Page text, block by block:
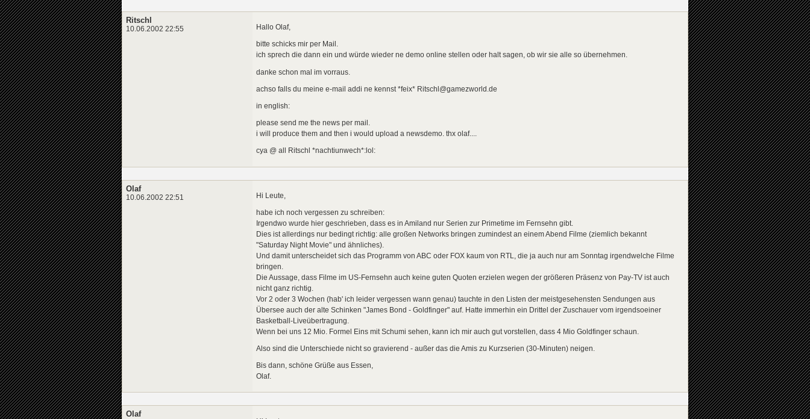
Ritschl
10.06.2002 22:55 Hallo Olaf,
bitte schicks mir per Mail.
ich sprech die dann ein und würde wieder ne demo online stellen oder halt sagen, ob wir sie alle so übernehmen.
danke schon mal im vorraus.
achso falls du meine e-mail addi ne kennst *feix* Ritschl@gamezworld.de
in english:
please send me the news per mail.
i will produce them and then i would upload a newsdemo. thx olaf....
cya @ all Ritschl *nachtiunwech*:lol:
Olaf
10.06.2002 22:51 Hi Leute,
habe ich noch vergessen zu schreiben:
Irgendwo wurde hier geschrieben, dass es in Amiland nur Serien zur Primetime im Fernsehn gibt.
Dies ist allerdings nur bedingt richtig: alle großen Networks bringen zumindest an einem Abend Filme (ziemlich bekannt
"Saturday Night Movie" und ähnliches).
Und damit unterscheidet sich das Programm von ABC oder FOX kaum von RTL, die ja auch nur am Sonntag irgendwelche Filme
bringen.
Die Aussage, dass Filme im US-Fernsehn auch keine guten Quoten erzielen wegen der größeren Präsenz von Pay-TV ist auch
nicht ganz richtig.
Vor 2 oder 3 Wochen (hab' ich leider vergessen wann genau) tauchte in den Listen der meistgesehensten Sendungen aus
Übersee auch der alte Schinken "James Bond - Goldfinger" auf. Hatte immerhin ein Drittel der Zuschauer vom irgendsoeiner
Basketball-Liveübertragung.
Wenn bei uns 12 Mio. Formel Eins mit Schumi sehen, kann ich mir auch gut vorstellen, dass 4 Mio Goldfinger schaun.
Also sind die Unterschiede nicht so gravierend - außer das die Amis zu Kurzserien (30-Minuten) neigen.
Bis dann, schöne Grüße aus Essen,
Olaf.
Olaf